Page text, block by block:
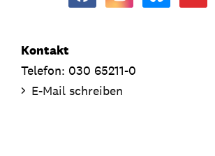
Kontakt
Telefon: 030 65211-0
E-Mail schreiben